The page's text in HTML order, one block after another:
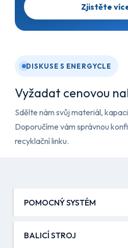
Zjistěte
DISKUSE S ENERGYCLE
Vyžadat cenovou
Sdělte nám svůj materiál,
Doporučíme vám správnou
recyklační linku.
POMOCNÝ SYSTÉM
BALICÍ STROJ